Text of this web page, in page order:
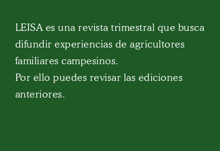
LEISA es una revista trimestral que busca
difundir experiencias de agricultores
familiares campesinos.
Por ello puedes revisar las ediciones
anteriores.